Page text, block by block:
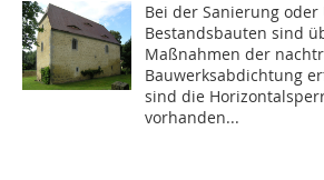
Bei der Sanierung
Bestandsbauten sind
Maßnahmen der
Bauwerksabdichtung
sind die
vorhanden...